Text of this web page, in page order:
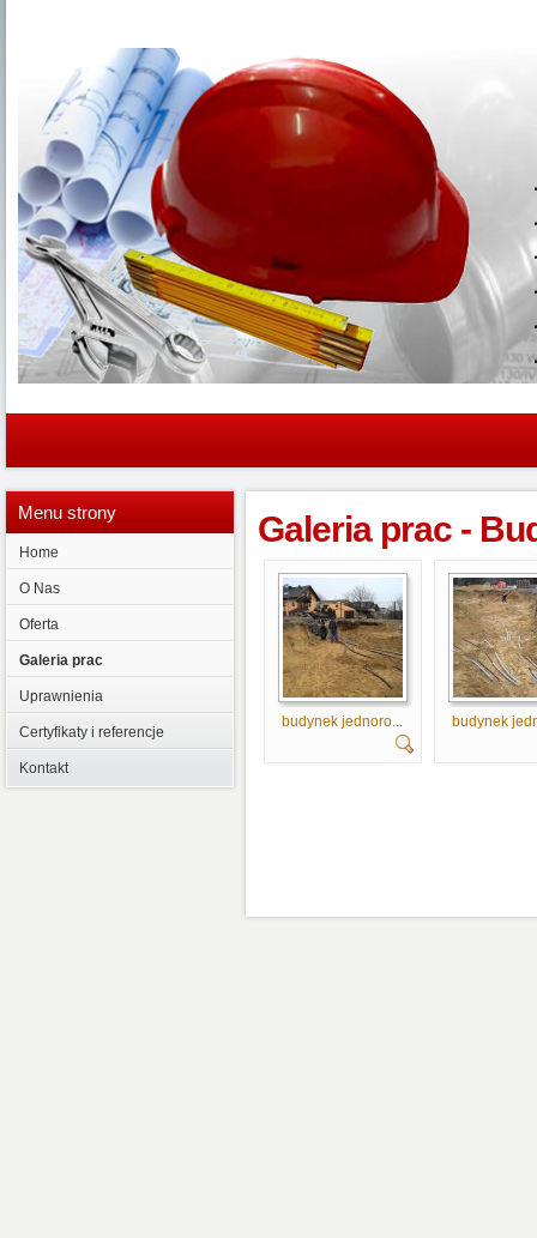
Galeria prac -
budynek jednoro... budynek
Menu strony
Home
O Nas
Oferta
Galeria prac
Uprawnienia
Certyfikaty i referencje
Kontakt